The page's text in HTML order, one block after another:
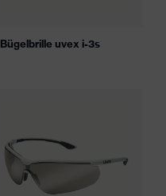
Bügelbrille uvex i-3s